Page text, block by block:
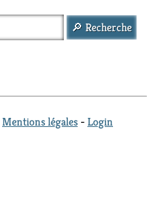
Mentions légales -Login